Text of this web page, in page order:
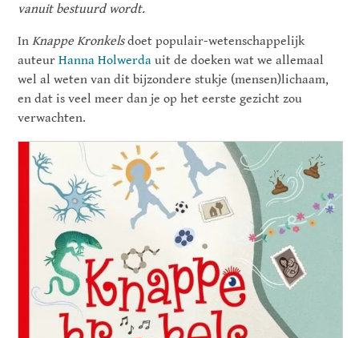
vanuit bestuurd wordt.
InKnappe Kronkelsdoet populair-wetenschappelijk
auteurHanna Holwerda uit de doeken wat we allemaal
wel al weten van dit bijzondere stukje (mensen)lichaam,
en dat is veel meer dan je op het eerste gezicht zou
verwachten.